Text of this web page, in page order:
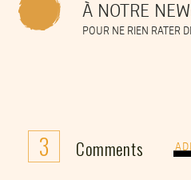
À NOTRE
POUR NE RIEN RATER
3 Comments